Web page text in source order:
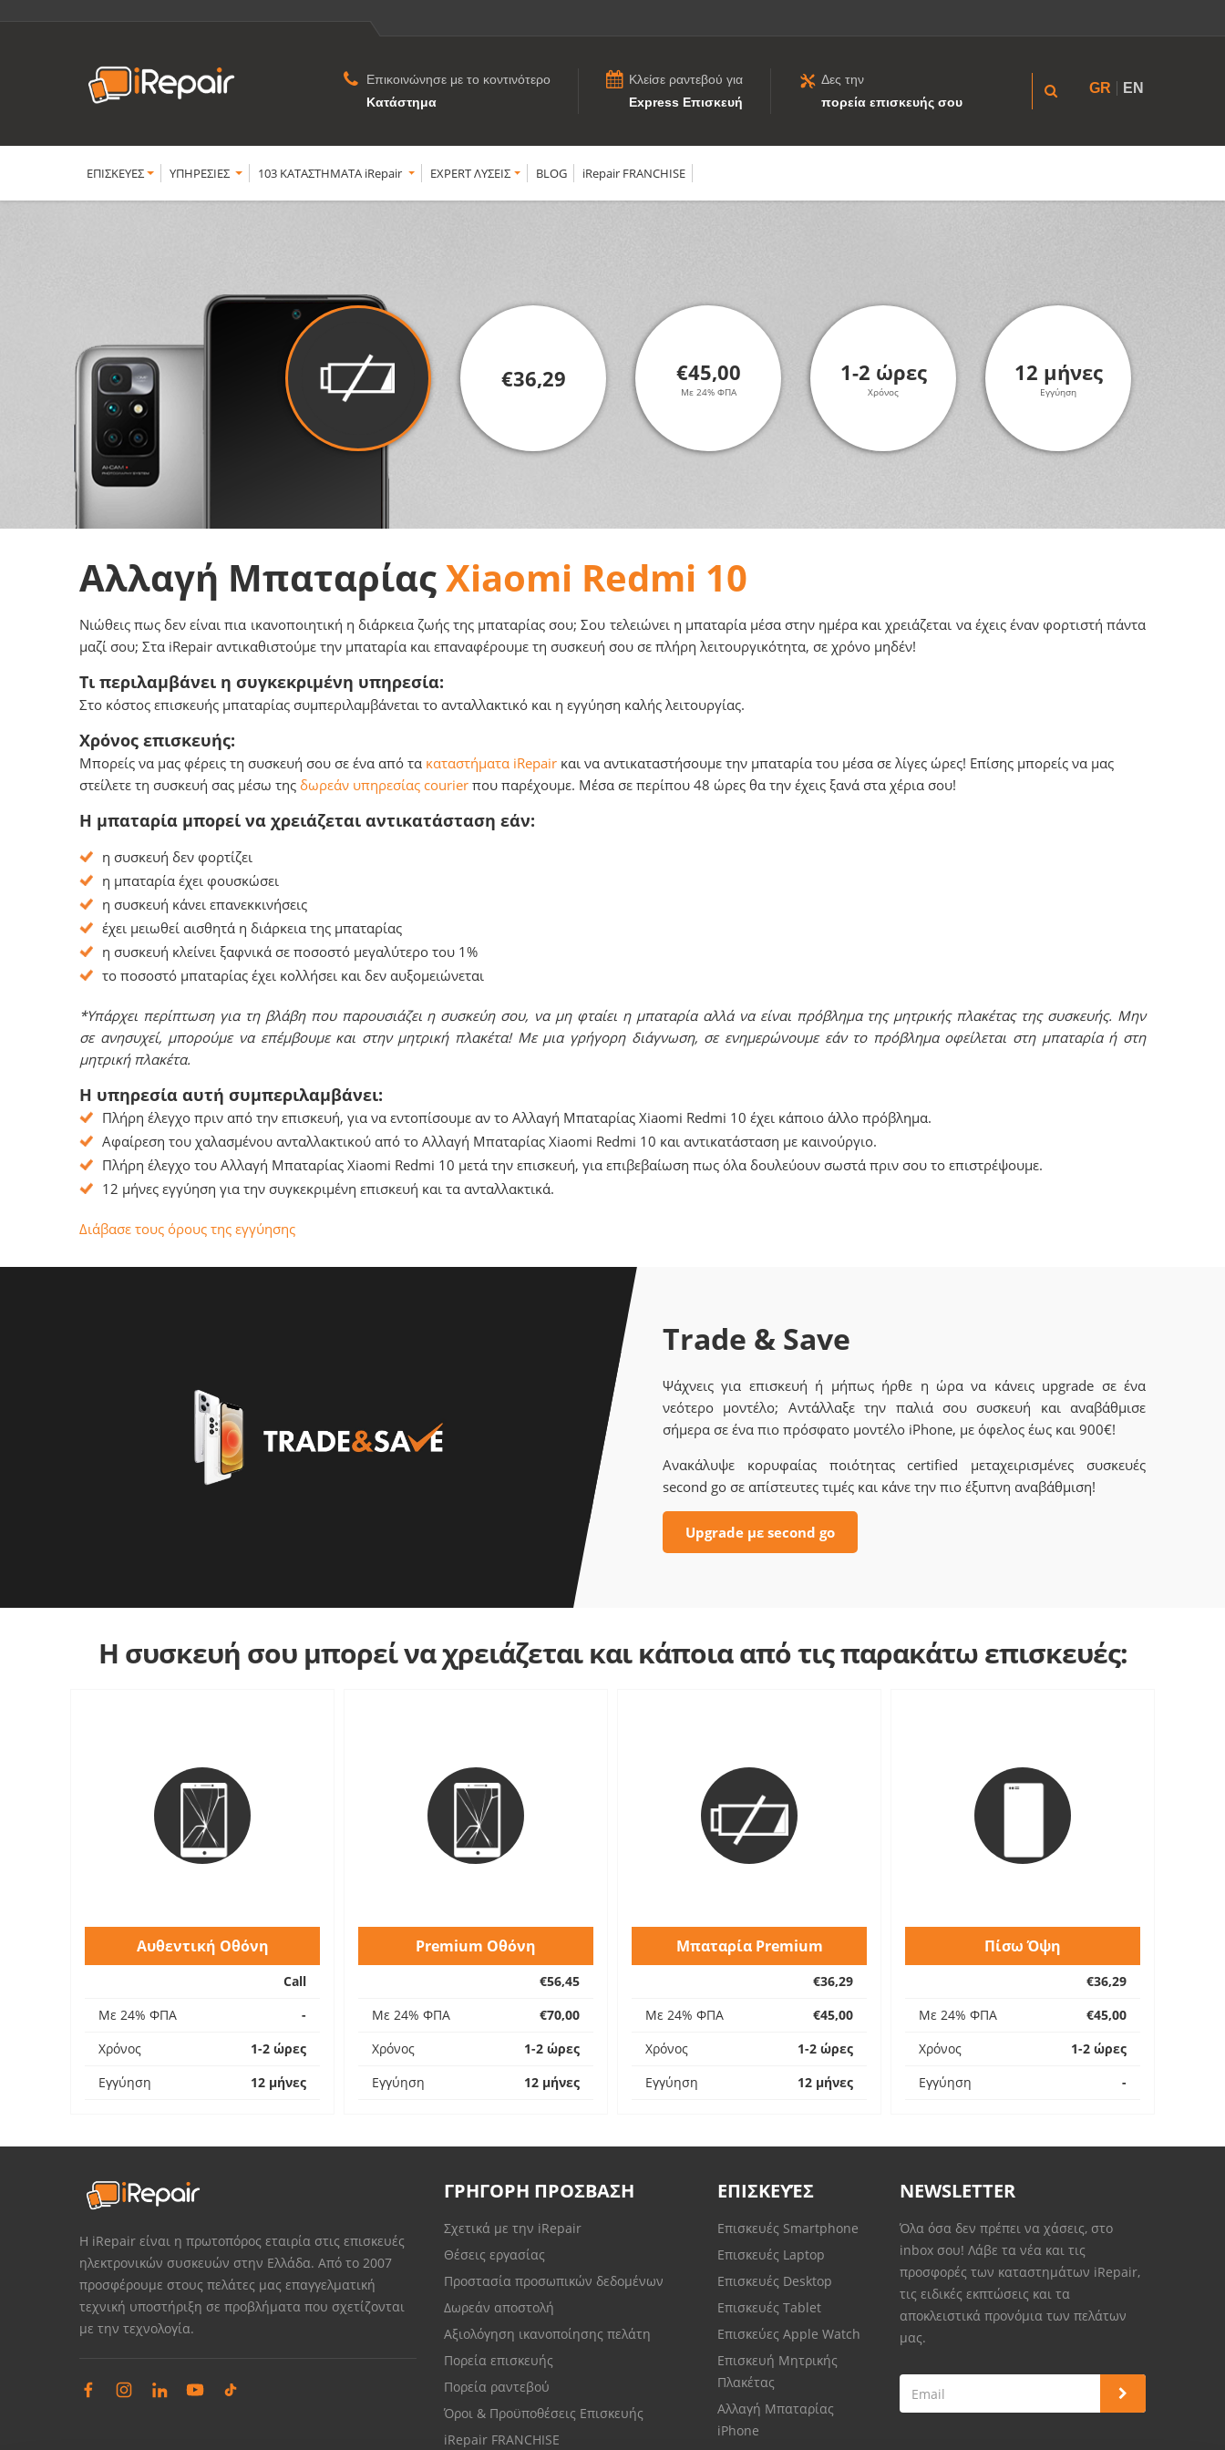
Επικοινώνησε με το κοντινότερο
Κατάστημα
Κλείσε ραντεβού για
Express Επισκευή
Δες την
πορεία επισκευής σου
GR EN
ΕΠΙΣΚΕΥΕΣ YΠΗΡΕΣΙΕΣ 103 ΚΑΤΑΣΤΗΜΑΤΑ iRepair EXPERT ΛΥΣΕΙΣ BLOG iRepair FRANCHISE
€36,29 €45,00
Με 24% ΦΠΑ
1-2 ώρες
Χρόνος
12 μήνες
Εγγύηση
Αλλαγή ΜπαταρίαςXiaomi Redmi 10
Νιώθεις πως δεν είναι πια ικανοποιητική η διάρκεια ζωής της μπαταρίας σου; Σου τελειώνει η μπαταρία μέσα στην ημέρα και χρειάζεται να έχεις έναν φορτιστή πάντα
μαζί σου; Στα iRepair αντικαθιστούμε την μπαταρία και επαναφέρουμε τη συσκευή σου σε πλήρη λειτουργικότητα, σε χρόνο μηδέν!
Τι περιλαμβάνει η συγκεκριμένη υπηρεσία:
Στο κόστος επισκευής μπαταρίας συμπεριλαμβάνεται το ανταλλακτικό και η εγγύηση καλής λειτουργίας.
Χρόνος επισκευής:
Μπορείς να μας φέρεις τη συσκευή σου σε ένα από τα καταστήματα iRepair και να αντικαταστήσουμε την μπαταρία του μέσα σε λίγες ώρες! Επίσης μπορείς να μας
στείλετε τη συσκευή σας μέσω της δωρεάν υπηρεσίας courier που παρέχουμε. Μέσα σε περίπου 48 ώρες θα την έχεις ξανά στα χέρια σου!
Η μπαταρία μπορεί να χρειάζεται αντικατάσταση εάν:
η συσκευή δεν φορτίζει
η μπαταρία έχει φουσκώσει
η συσκευή κάνει επανεκκινήσεις
έχει μειωθεί αισθητά η διάρκεια της μπαταρίας
η συσκευή κλείνει ξαφνικά σε ποσοστό μεγαλύτερο του 1%
το ποσοστό μπαταρίας έχει κολλήσει και δεν αυξομειώνεται
*Υπάρχει περίπτωση για τη βλάβη που παρουσιάζει η συσκεύη σου, να μη φταίει η μπαταρία αλλά να είναι πρόβλημα της μητρικής πλακέτας της συσκευής. Μην
σε ανησυχεί, μπορούμε να επέμβουμε και στην μητρική πλακέτα! Με μια γρήγορη διάγνωση, σε ενημερώνουμε εάν το πρόβλημα οφείλεται στη μπαταρία ή στη
μητρική πλακέτα.
Η υπηρεσία αυτή συμπεριλαμβάνει:
Πλήρη έλεγχο πριν από την επισκευή, για να εντοπίσουμε αν το Αλλαγή Μπαταρίας Xiaomi Redmi 10 έχει κάποιο άλλο πρόβλημα.
Αφαίρεση του χαλασμένου ανταλλακτικού από το Αλλαγή Μπαταρίας Xiaomi Redmi 10 και αντικατάσταση με καινούργιο.
Πλήρη έλεγχο του Αλλαγή Μπαταρίας Xiaomi Redmi 10 μετά την επισκευή, για επιβεβαίωση πως όλα δουλεύουν σωστά πριν σου το επιστρέψουμε.
12 μήνες εγγύηση για την συγκεκριμένη επισκευή και τα ανταλλακτικά.
Διάβασε τους όρους της εγγύησης
Trade & Save
Ψάχνεις για επισκευή ή μήπως ήρθε η ώρα να κάνεις upgrade σε ένα
νεότερο μοντέλο; Αντάλλαξε την παλιά σου συσκευή και αναβάθμισε
σήμερα σε ένα πιο πρόσφατο μοντέλο iPhone, με όφελος έως και 900€!
Ανακάλυψε κορυφαίας ποιότητας certified μεταχειρισμένες συσκευές
second go σε απίστευτες τιμές και κάνε την πιο έξυπνη αναβάθμιση!
Upgrade με second go
Η συσκευή σου μπορεί να χρειάζεται και κάποια από τις παρακάτω επισκευές:
Αυθεντική Οθόνη
Call
Με 24% ΦΠΑ
-
Χρόνος
1-2 ώρες
Εγγύηση
12 μήνες
Premium Οθόνη
€56,45
Με 24% ΦΠΑ
€70,00
Χρόνος
1-2 ώρες
Εγγύηση
12 μήνες
Μπαταρία Premium
€36,29
Με 24% ΦΠΑ
€45,00
Χρόνος
1-2 ώρες
Εγγύηση
12 μήνες
Πίσω Όψη
€36,29
Με 24% ΦΠΑ
€45,00
Χρόνος
1-2 ώρες
Εγγύηση
-
Η iRepair είναι η πρωτοπόρος εταιρία στις επισκευές
ηλεκτρονικών συσκευών στην Ελλάδα. Από το 2007
προσφέρουμε στους πελάτες μας επαγγελματική
τεχνική υποστήριξη σε προβλήματα που σχετίζονται
με την τεχνολογία.
ΓΡΗΓΟΡΗ ΠΡΟΣΒΑΣΗ
Σχετικά με την iRepair
Θέσεις εργασίας
Προστασία προσωπικών δεδομένων
Δωρεάν αποστολή
Αξιολόγηση ικανοποίησης πελάτη
Πορεία επισκευής
Πορεία ραντεβού
Όροι & Προϋποθέσεις Επισκευής
iRepair FRANCHISE
ΕΠΙΣΚΕΥΈΣ
Επισκευές Smartphone
Επισκευές Laptop
Επισκευές Desktop
Επισκευές Tablet
Επισκεύες Apple Watch
Επισκευή Μητρικής
Πλακέτας
Αλλαγή Μπαταρίας
iPhone
NEWSLETTER
Όλα όσα δεν πρέπει να χάσεις, στο
inbox σου! Λάβε τα νέα και τις
προσφορές των καταστημάτων iRepair,
τις ειδικές εκπτώσεις και τα
αποκλειστικά προνόμια των πελάτων
μας.